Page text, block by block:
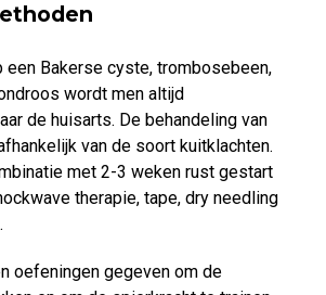
een Bakerse cyste, trombosebeen,
wordt men altijd
de huisarts. De behandeling van
van de soort kuitklachten.
met 2-3 weken rust gestart
therapie, tape, dry needling
oefeningen gegeven om de